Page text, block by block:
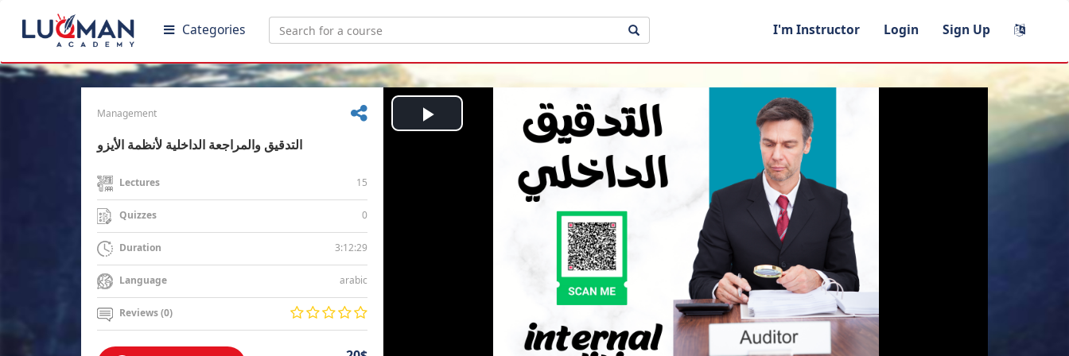
Categories I'm Instructor Login Sign Up
Management
التدقيق والمراجعة الداخلية لأنظمة الأيزو
Lectures 15
Quizzes 0
Duration 3:12:29
Language arabic
Reviews (0)
Play